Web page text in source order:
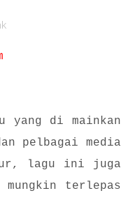
yang di mainkan
pelbagai media
lagu ini juga
mungkin terlepas